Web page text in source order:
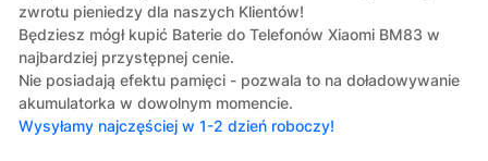
zwrotu pieniedzy dla naszych Klientów!
Będziesz mógł kupić Baterie do Telefonów Xiaomi BM83 w
najbardziej przystępnej cenie.
Nie posiadają efektu pamięci - pozwala to na doładowywanie
akumulatorka w dowolnym momencie.
Wysyłamy najczęściej w 1-2 dzień roboczy!